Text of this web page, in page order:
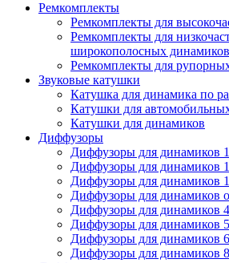
Ремкомплекты
Ремкомплекты для
Ремкомплекты для
широкополосных динамиков
Ремкомплекты для
Звуковые катушки
Катушка для динамика по
Катушки для
Катушки для динамиков
Диффузоры
Диффузоры для динамиков
Диффузоры для динамиков
Диффузоры для динамиков
Диффузоры для динамиков
Диффузоры для динамиков
Диффузоры для динамиков
Диффузоры для динамиков
Диффузоры для динамиков